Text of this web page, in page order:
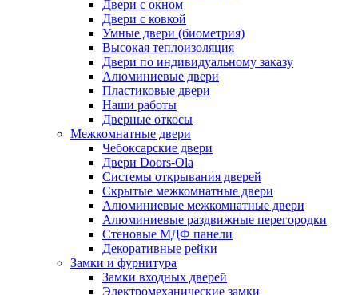
Двери с окном
Двери с ковкой
Умные двери (биометрия)
Высокая теплоизоляция
Двери по индивидуальному заказу
Алюминиевые двери
Пластиковые двери
Наши работы
Дверные откосы
Межкомнатные двери
Чебоксарские двери
Двери Doors-Ola
Системы открывания дверей
Скрытые межкомнатные двери
Алюминиевые межкомнатные двери
Алюминиевые раздвижные перегородки
Стеновые МДФ панели
Декоративные рейки
Замки и фурнитура
Замки входных дверей
Электромеханические замки